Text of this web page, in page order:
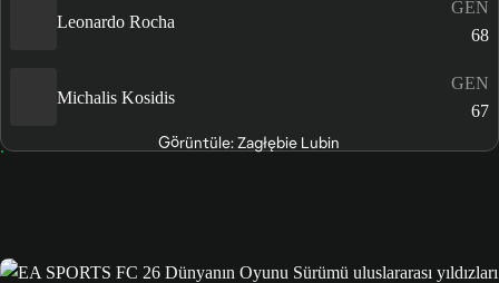
Leonardo Rocha
GEN
68
Michalis Kosidis
GEN
67
Görüntüle: Zagłębie Lubin